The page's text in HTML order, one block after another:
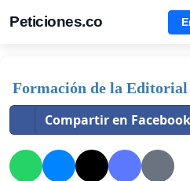
Peticiones.co
Formación de la
Compartir en